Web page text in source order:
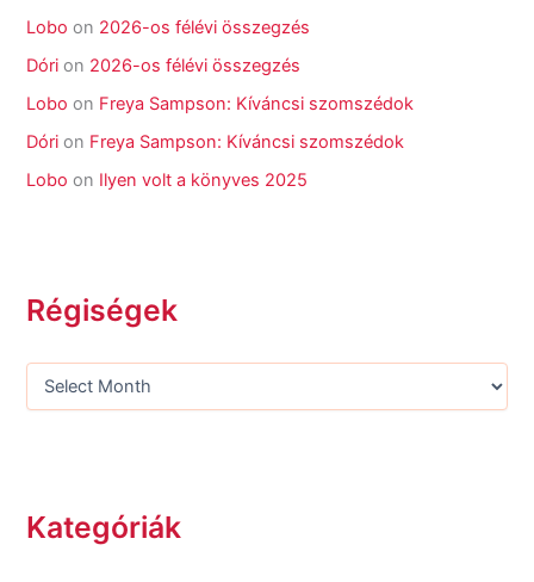
Lobo on 2026-os félévi összegzés
Dóri on 2026-os félévi összegzés
Lobo on Freya Sampson: Kíváncsi szomszédok
Dóri on Freya Sampson: Kíváncsi szomszédok
Lobo on Ilyen volt a könyves 2025
Régiségek
Kategóriák